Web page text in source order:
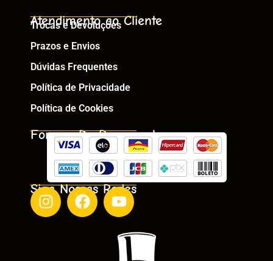
Atendimento ao Cliente
Trocas e Devoluções
Prazos e Envios
Dúvidas Frequentes
Política de Privacidade
Política de Cookies
Formas De Pagamento
Siga Nossas Redes